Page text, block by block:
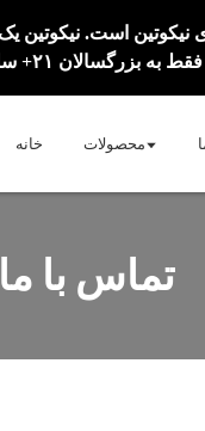
خانه محصولات
تماس با ما